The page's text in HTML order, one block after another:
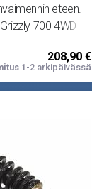
eteen.
700 4WD
14
208,90 €
1-2 arkipäivässä